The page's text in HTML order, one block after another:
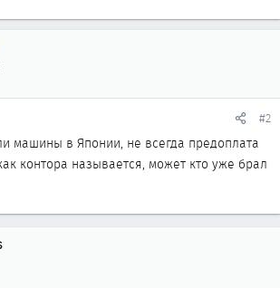
#2
машины в Японии, не всегда предоплата
контора называется, может кто уже брал